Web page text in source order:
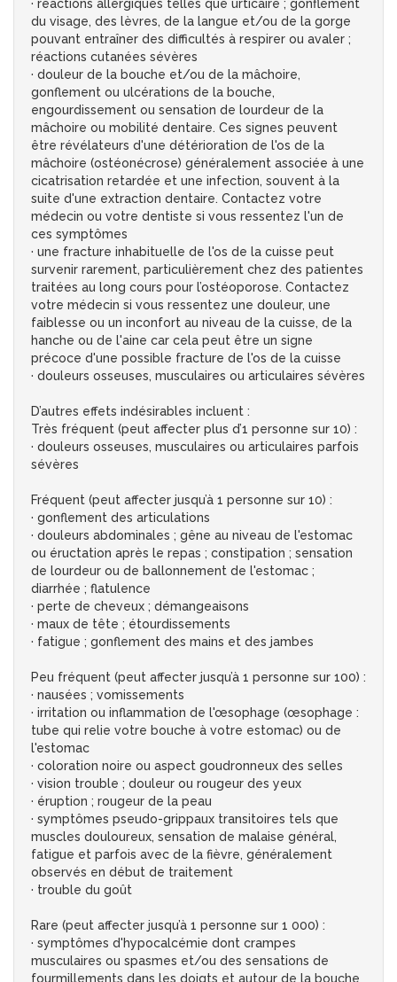
· réactions allergiques telles que urticaire ; gonflement
du visage, des lèvres, de la langue et/ou de la gorge
pouvant entraîner des difficultés à respirer ou avaler ;
réactions cutanées sévères
· douleur de la bouche et/ou de la mâchoire,
gonflement ou ulcérations de la bouche,
engourdissement ou sensation de lourdeur de la
mâchoire ou mobilité dentaire. Ces signes peuvent
être révélateurs d'une détérioration de l'os de la
mâchoire (ostéonécrose) généralement associée à une
cicatrisation retardée et une infection, souvent à la
suite d'une extraction dentaire. Contactez votre
médecin ou votre dentiste si vous ressentez l'un de
ces symptômes
· une fracture inhabituelle de l'os de la cuisse peut
survenir rarement, particulièrement chez des patientes
traitées au long cours pour l’ostéoporose. Contactez
votre médecin si vous ressentez une douleur, une
faiblesse ou un inconfort au niveau de la cuisse, de la
hanche ou de l'aine car cela peut être un signe
précoce d'une possible fracture de l'os de la cuisse
· douleurs osseuses, musculaires ou articulaires sévères
D’autres effets indésirables incluent :
Très fréquent (peut affecter plus d’1 personne sur 10) :
· douleurs osseuses, musculaires ou articulaires parfois
sévères
Fréquent (peut affecter jusqu’à 1 personne sur 10) :
· gonflement des articulations
· douleurs abdominales ; gêne au niveau de l'estomac
ou éructation après le repas ; constipation ; sensation
de lourdeur ou de ballonnement de l'estomac ;
diarrhée ; flatulence
· perte de cheveux ; démangeaisons
· maux de tête ; étourdissements
· fatigue ; gonflement des mains et des jambes
Peu fréquent (peut affecter jusqu’à 1 personne sur 100) :
· nausées ; vomissements
· irritation ou inflammation de l'œsophage (œsophage :
tube qui relie votre bouche à votre estomac) ou de
l'estomac
· coloration noire ou aspect goudronneux des selles
· vision trouble ; douleur ou rougeur des yeux
· éruption ; rougeur de la peau
· symptômes pseudo-grippaux transitoires tels que
muscles douloureux, sensation de malaise général,
fatigue et parfois avec de la fièvre, généralement
observés en début de traitement
· trouble du goût
Rare (peut affecter jusqu’à 1 personne sur 1 000) :
· symptômes d'hypocalcémie dont crampes
musculaires ou spasmes et/ou des sensations de
fourmillements dans les doigts et autour de la bouche